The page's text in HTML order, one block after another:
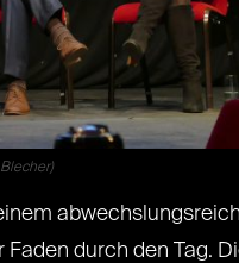
durch den Tag.